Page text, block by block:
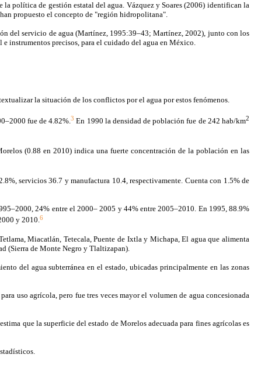
política de gestión estatal del agua. Vázquez y Soares (2006) identifican la
propuesto el concepto de "región hidropolitana".
del servicio de agua (Martínez, 1995:39–43; Martínez, 2002), junto con los
instrumentos precisos, para el cuidado del agua en México.
la situación de los conflictos por el agua por estos fenómenos.
fue de 4.82%.3 En 1990 la densidad de población fue de 242 hab/km2
(0.88 en 2010) indica una fuerte concentración de la población en las
servicios 36.7 y manufactura 10.4, respectivamente. Cuenta con 1.5% de
24% entre el 2000– 2005 y 44% entre 2005–2010. En 1995, 88.9%
y 2010.6
Miacatlán, Tetecala, Puente de Ixtla y Michapa, El agua que alimenta
(Sierra de Monte Negro y Tlaltizapan).
del agua subterránea en el estado, ubicadas principalmente en las zonas
uso agrícola, pero fue tres veces mayor el volumen de agua concesionada
que la superficie del estado de Morelos adecuada para fines agrícolas es